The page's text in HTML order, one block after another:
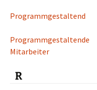
Programmgestaltend
Programmgestaltende
Mitarbeiter
R